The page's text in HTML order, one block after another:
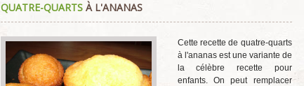
utilisateur:4/ 5
QUATRE-QUARTS À L'ANANAS
Cette recette de quatre-quarts
à l'ananas est une variante de
la célèbre recette pour
enfants. On peut remplacer